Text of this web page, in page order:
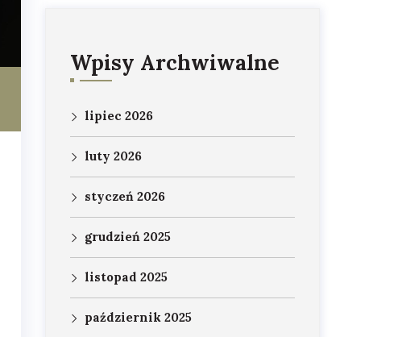
Wpisy Archwiwalne
lipiec 2026
luty 2026
styczeń 2026
grudzień 2025
listopad 2025
październik 2025